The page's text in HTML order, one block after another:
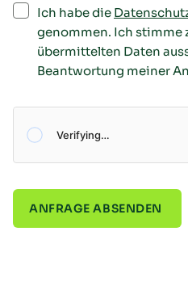
Ich habe die
genommen. Ich stimme
übermittelten Daten
Beantwortung meiner
ANFRAGE ABSENDEN